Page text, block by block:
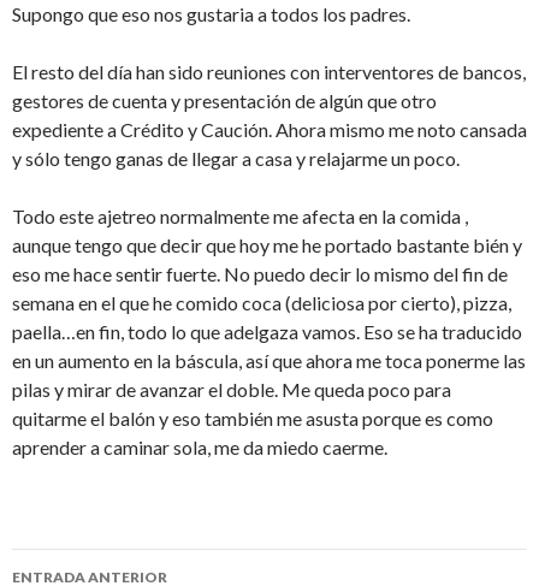
Supongo que eso nos gustaria a todos los padres.
El resto del día han sido reuniones con interventores de bancos,
gestores de cuenta y presentación de algún que otro
expediente a Crédito y Caución. Ahora mismo me noto cansada
y sólo tengo ganas de llegar a casa y relajarme un poco.
Todo este ajetreo normalmente me afecta en la comida ,
aunque tengo que decir que hoy me he portado bastante bién y
eso me hace sentir fuerte. No puedo decir lo mismo del fin de
semana en el que he comido coca (deliciosa por cierto), pizza,
paella…en fin, todo lo que adelgaza vamos. Eso se ha traducido
en un aumento en la báscula, así que ahora me toca ponerme las
pilas y mirar de avanzar el doble. Me queda poco para
quitarme el balón y eso también me asusta porque es como
aprender a caminar sola, me da miedo caerme.
Navegación
ENTRADA ANTERIOR